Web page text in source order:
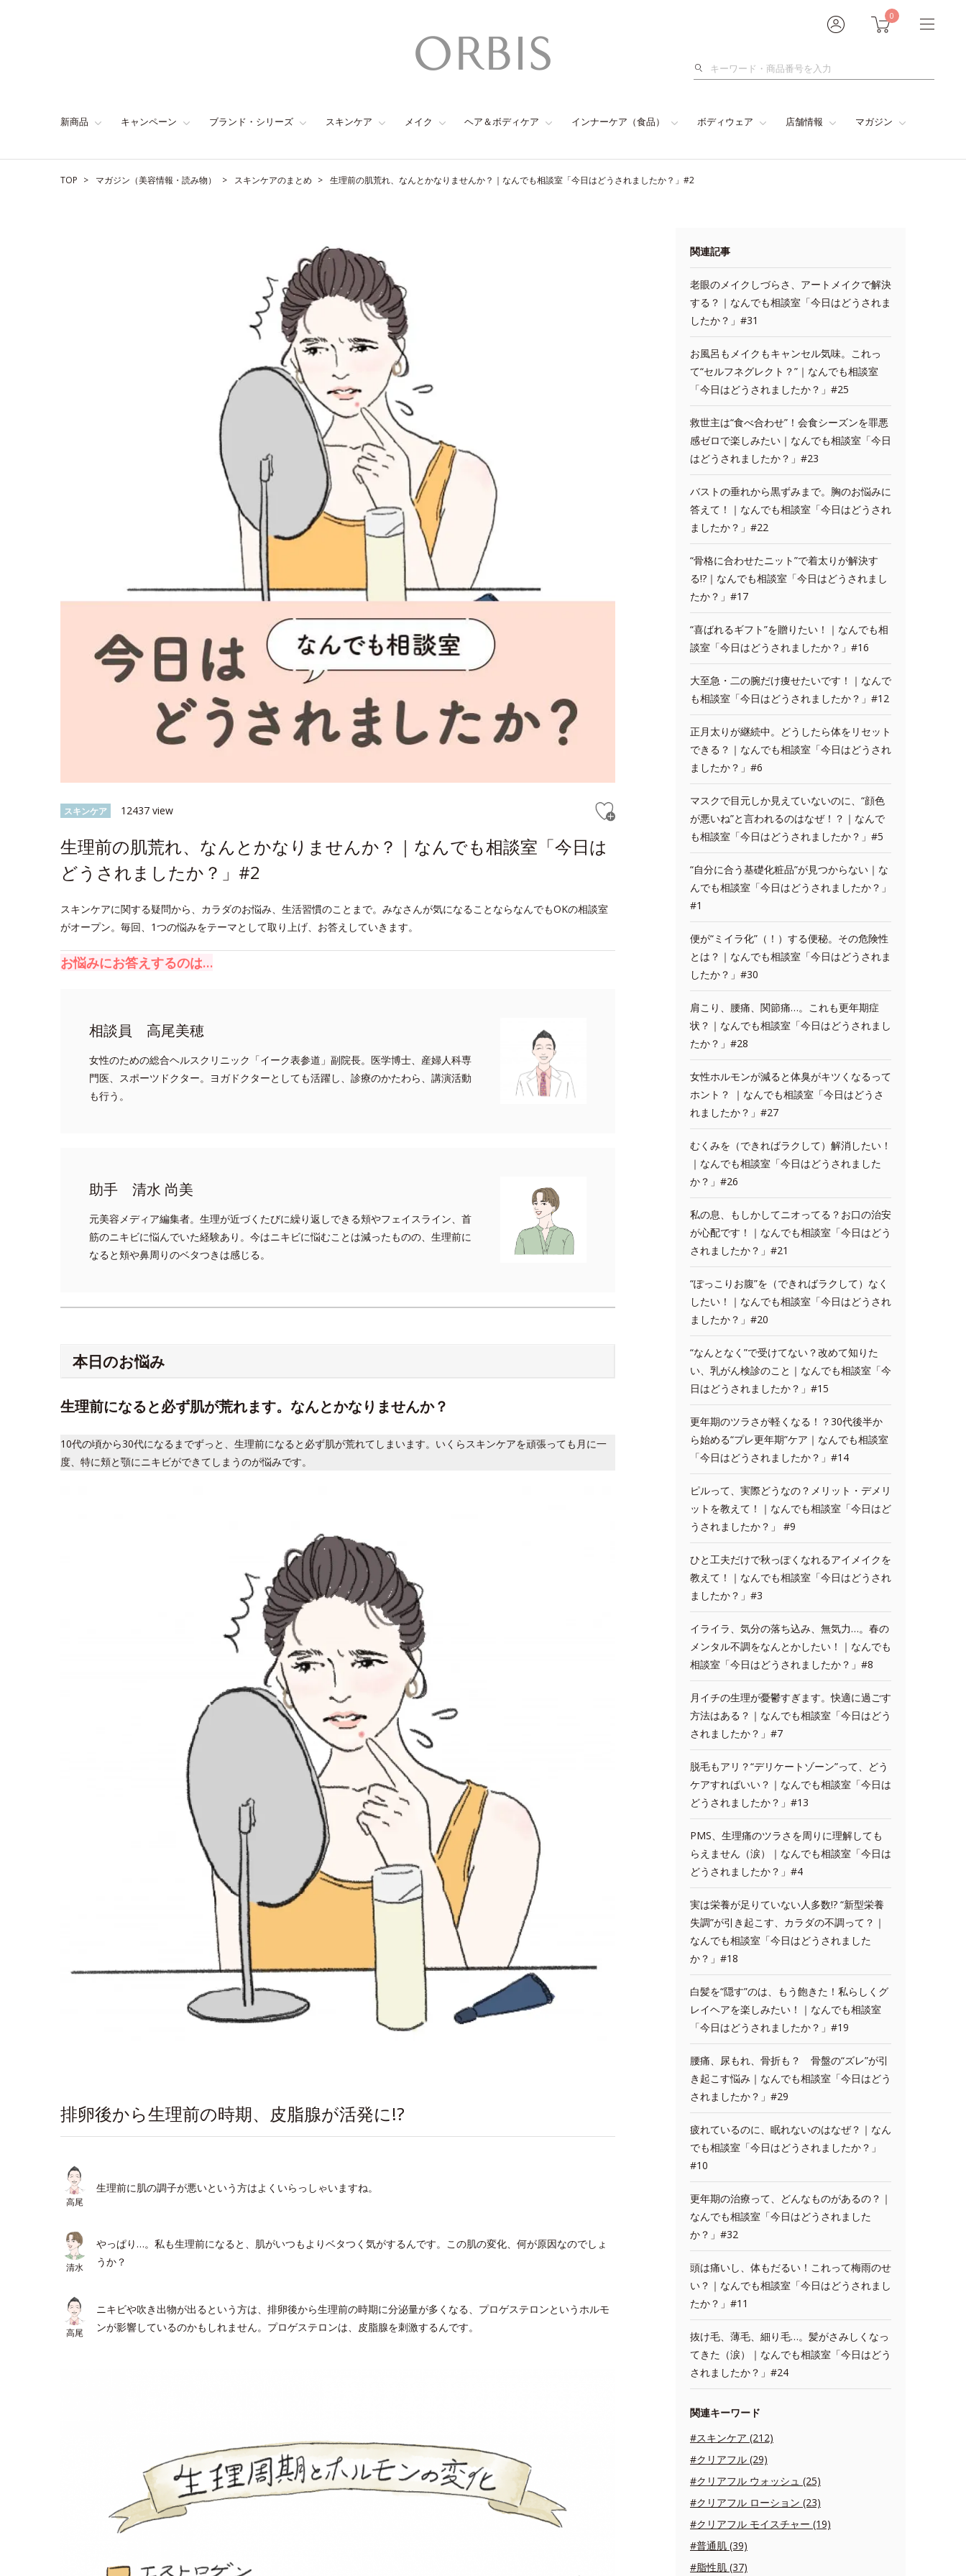
0
検
新商品 キャンペーン ブランド・シリーズ スキンケア メイク ヘア＆ボディケア インナーケア（食品） ボディウェア 店舗情報 マガジン
TOP マガジン（美容情報・読み物） スキンケアのまとめ 生理前の肌荒れ、なんとかなりませんか？｜なんでも相談室「今日はどうされましたか？」#2
スキンケア 12437 view
生理前の肌荒れ、なんとかなりませんか？｜なんでも相談室「今日は
どうされましたか？」#2
スキンケアに関する疑問から、カラダのお悩み、生活習慣のことまで。みなさんが気になることならなんでもOKの相談室
がオープン。毎回、1つの悩みをテーマとして取り上げ、お答えしていきます。
お悩みにお答えするのは…
相談員 高尾美穂
女性のための総合ヘルスクリニック「イーク表参道」副院長。医学博士、産婦人科専
門医、スポーツドクター。ヨガドクターとしても活躍し、診療のかたわら、講演活動
も行う。
助手 清水 尚美
元美容メディア編集者。生理が近づくたびに繰り返しできる頬やフェイスライン、首
筋のニキビに悩んでいた経験あり。今はニキビに悩むことは減ったものの、生理前に
なると頬や鼻周りのベタつきは感じる。
本日のお悩み
生理前になると必ず肌が荒れます。なんとかなりませんか？
10代の頃から30代になるまでずっと、生理前になると必ず肌が荒れてしまいます。いくらスキンケアを頑張っても月に一
度、特に頬と顎にニキビができてしまうのが悩みです。
排卵後から生理前の時期、皮脂腺が活発に!?
高尾
生理前に肌の調子が悪いという方はよくいらっしゃいますね。
清水
やっぱり…。私も生理前になると、肌がいつもよりベタつく気がするんです。この肌の変化、何が原因なのでしょ
うか？
高尾
ニキビや吹き出物が出るという方は、排卵後から生理前の時期に分泌量が多くなる、プロゲステロンというホルモ
ンが影響しているのかもしれません。プロゲステロンは、皮脂腺を刺激するんです。
関連記事
老眼のメイクしづらさ、アートメイクで解決
する？｜なんでも相談室「今日はどうされま
したか？」#31
お風呂もメイクもキャンセル気味。これっ
て“セルフネグレクト？”｜なんでも相談室
「今日はどうされましたか？」#25
救世主は“食べ合わせ”！会食シーズンを罪悪
感ゼロで楽しみたい｜なんでも相談室「今日
はどうされましたか？」#23
バストの垂れから黒ずみまで。胸のお悩みに
答えて！｜なんでも相談室「今日はどうされ
ましたか？」#22
“骨格に合わせたニット”で着太りが解決す
る!?｜なんでも相談室「今日はどうされまし
たか？」#17
“喜ばれるギフト”を贈りたい！｜なんでも相
談室「今日はどうされましたか？」#16
大至急・二の腕だけ痩せたいです！｜なんで
も相談室「今日はどうされましたか？」#12
正月太りが継続中。どうしたら体をリセット
できる？｜なんでも相談室「今日はどうされ
ましたか？」#6
マスクで目元しか見えていないのに、“顔色
が悪いね”と言われるのはなぜ！？｜なんで
も相談室「今日はどうされましたか？」#5
“自分に合う基礎化粧品”が見つからない｜な
んでも相談室「今日はどうされましたか？」
#1
便が“ミイラ化”（！）する便秘。その危険性
とは？｜なんでも相談室「今日はどうされま
したか？」#30
肩こり、腰痛、関節痛…。これも更年期症
状？｜なんでも相談室「今日はどうされまし
たか？」#28
女性ホルモンが減ると体臭がキツくなるって
ホント？ ｜なんでも相談室「今日はどうさ
れましたか？」#27
むくみを（できればラクして）解消したい！
｜なんでも相談室「今日はどうされました
か？」#26
私の息、もしかしてニオってる？お口の治安
が心配です！｜なんでも相談室「今日はどう
されましたか？」#21
“ぽっこりお腹”を（できればラクして）なく
したい！｜なんでも相談室「今日はどうされ
ましたか？」#20
“なんとなく”で受けてない？改めて知りた
い、乳がん検診のこと｜なんでも相談室「今
日はどうされましたか？」#15
更年期のツラさが軽くなる！？30代後半か
ら始める“プレ更年期”ケア｜なんでも相談室
「今日はどうされましたか？」#14
ピルって、実際どうなの？メリット・デメリ
ットを教えて！｜なんでも相談室「今日はど
うされましたか？」 #9
ひと工夫だけで秋っぽくなれるアイメイクを
教えて！｜なんでも相談室「今日はどうされ
ましたか？」#3
イライラ、気分の落ち込み、無気力…。春の
メンタル不調をなんとかしたい！｜なんでも
相談室「今日はどうされましたか？」#8
月イチの生理が憂鬱すぎます。快適に過ごす
方法はある？｜なんでも相談室「今日はどう
されましたか？」#7
脱毛もアリ？“デリケートゾーン”って、どう
ケアすればいい？｜なんでも相談室「今日は
どうされましたか？」#13
PMS、生理痛のツラさを周りに理解しても
らえません（涙）｜なんでも相談室「今日は
どうされましたか？」#4
実は栄養が足りていない人多数!? “新型栄養
失調”が引き起こす、カラダの不調って？｜
なんでも相談室「今日はどうされました
か？」#18
白髪を“隠す”のは、もう飽きた！私らしくグ
レイヘアを楽しみたい！｜なんでも相談室
「今日はどうされましたか？」#19
腰痛、尿もれ、骨折も？ 骨盤の“ズレ”が引
き起こす悩み｜なんでも相談室「今日はどう
されましたか？」#29
疲れているのに、眠れないのはなぜ？｜なん
でも相談室「今日はどうされましたか？」
#10
更年期の治療って、どんなものがあるの？｜
なんでも相談室「今日はどうされました
か？」#32
頭は痛いし、体もだるい！これって梅雨のせ
い？｜なんでも相談室「今日はどうされまし
たか？」#11
抜け毛、薄毛、細り毛…。髪がさみしくなっ
てきた（涙）｜なんでも相談室「今日はどう
されましたか？」#24
関連キーワード
#スキンケア (212)
#クリアフル (29)
#クリアフル ウォッシュ (25)
#クリアフル ローション (23)
#クリアフル モイスチャー (19)
#普通肌 (39)
#脂性肌 (37)